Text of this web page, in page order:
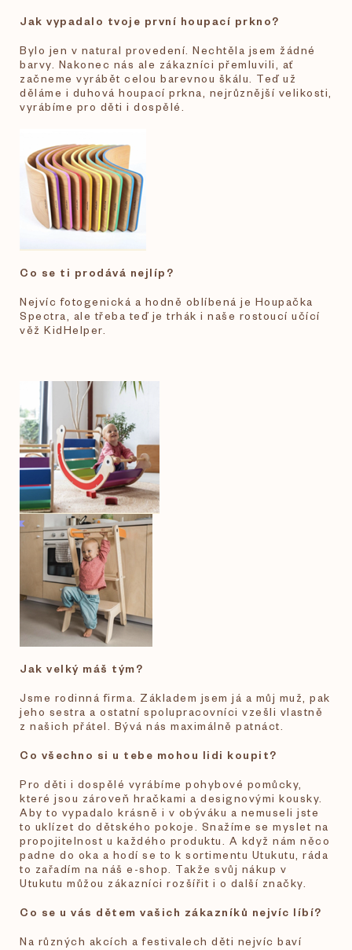
Jak vypadalo tvoje první houpací prkno?
Bylo jen v natural provedení. Nechtěla jsem žádné
barvy. Nakonec nás ale zákazníci přemluvili, ať
začneme vyrábět celou barevnou škálu. Teď už
děláme i duhová houpací prkna, nejrůznější velikosti,
vyrábíme pro děti i dospělé.
Co se ti prodává nejlíp?
Nejvíc fotogenická a hodně oblíbená je Houpačka
Spectra, ale třeba teď je trhák i naše rostoucí učící
věž KidHelper.
Jak velký máš tým?
Jsme rodinná firma. Základem jsem já a můj muž, pak
jeho sestra a ostatní spolupracovníci vzešli vlastně
z našich přátel. Bývá nás maximálně patnáct.
Co všechno si u tebe mohou lidi koupit?
Pro děti i dospělé vyrábíme pohybové pomůcky,
které jsou zároveň hračkami a designovými kousky.
Aby to vypadalo krásně i v obýváku a nemuseli jste
to uklízet do dětského pokoje. Snažíme se myslet na
propojitelnost u každého produktu. A když nám něco
padne do oka a hodí se to k sortimentu Utukutu, ráda
to zařadím na náš e-shop. Takže svůj nákup v
Utukutu můžou zákazníci rozšířit i o další značky.
Co se u vás dětem vašich zákazníků nejvíc líbí?
Na různých akcích a festivalech děti nejvíc baví